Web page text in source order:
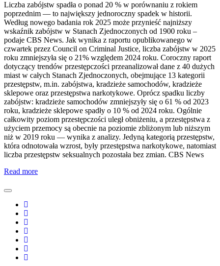
Liczba zabójstw spadła o ponad 20 % w porównaniu z rokiem
poprzednim — to największy jednoroczny spadek w historii.
Według nowego badania rok 2025 może przynieść najniższy
wskaźnik zabójstw w Stanach Zjednoczonych od 1900 roku –
podaje CBS News. Jak wynika z raportu opublikowanego w
czwartek przez Council on Criminal Justice, liczba zabójstw w 2025
roku zmniejszyła się o 21% względem 2024 roku. Coroczny raport
dotyczący trendów przestępczości przeanalizował dane z 40 dużych
miast w całych Stanach Zjednoczonych, obejmujące 13 kategorii
przestępstw, m.in. zabójstwa, kradzieże samochodów, kradzieże
sklepowe oraz przestępstwa narkotykowe. Oprócz spadku liczby
zabójstw: kradzieże samochodów zmniejszyły się o 61 % od 2023
roku, kradzieże sklepowe spadły o 10 % od 2024 roku. Ogólnie
całkowity poziom przestępczości uległ obniżeniu, a przestępstwa z
użyciem przemocy są obecnie na poziomie zbliżonym lub niższym
niż w 2019 roku — wynika z analizy. Jedyną kategorią przestępstw,
która odnotowała wzrost, były przestępstwa narkotykowe, natomiast
liczba przestępstw seksualnych pozostała bez zmian. CBS News
Read more